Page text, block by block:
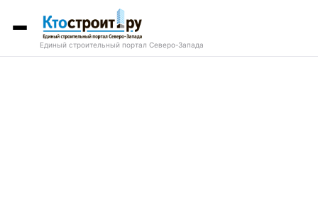
Единый строительный портал Северо-Запада